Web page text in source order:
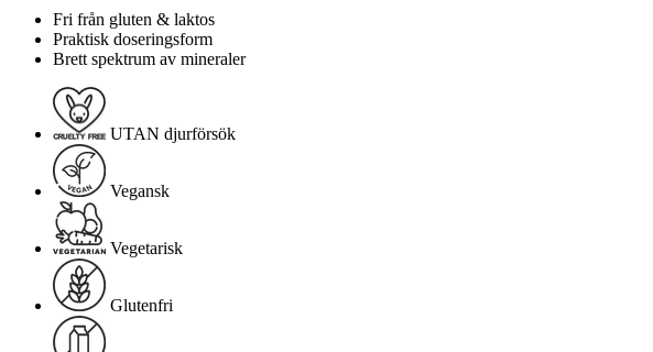
Fri från gluten & laktos
Praktisk doseringsform
Brett spektrum av mineraler
UTAN djurförsök
Vegansk
Vegetarisk
Glutenfri